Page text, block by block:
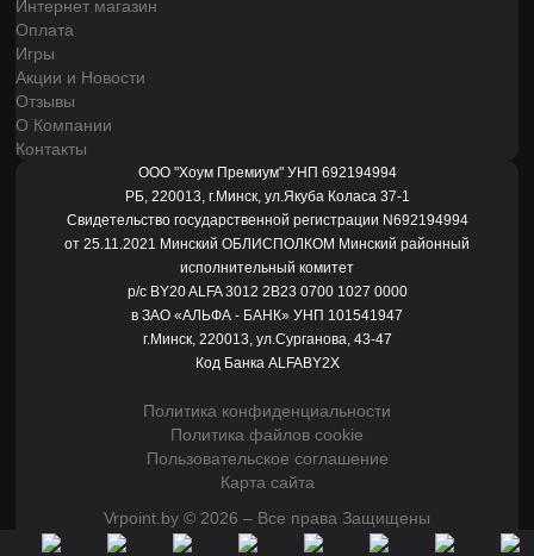
ООО "Хоум Премиум" УНП 692194994
РБ, 220013, г.Минск, ул.Якуба Коласа 37-1
Свидетельство государственной регистрации N692194994
от 25.11.2021 Минский ОБЛИСПОЛКОМ Минский районный
исполнительный комитет
р/с BY20 ALFA 3012 2B23 0700 1027 0000
в ЗАО «АЛЬФА - БАНК» УНП 101541947
г.Минск, 220013, ул.Сурганова, 43-47
Код Банка ALFABY2X
Политика конфиденциальности
Политика файлов cookie
Пользовательское соглашение
Карта сайта
Vrpoint.by © 2026 – Все права Защищены
Интернет магазин
Оплата
Игры
Акции и Новости
Отзывы
О Компании
Контакты